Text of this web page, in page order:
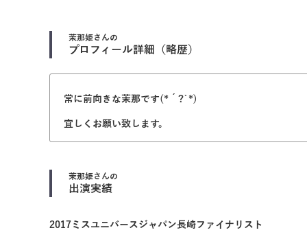
茉那姫さんの
プロフィール詳細（略歴）
常に前向きな茉那です(*´?`*)
宜しくお願い致します。
茉那姫さんの
出演実績
2017ミスユニバースジャパン長崎ファイナリスト